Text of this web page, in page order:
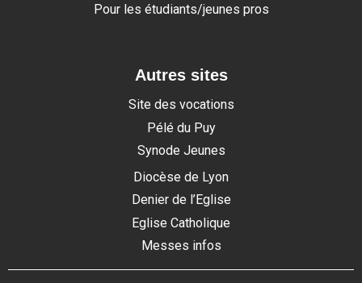
Pour les étudiants/jeunes pros
Autres sites
Site des vocations
Pélé du Puy
Synode Jeunes
Diocèse de Lyon
Denier de l’Eglise
Eglise Catholique
Messes infos